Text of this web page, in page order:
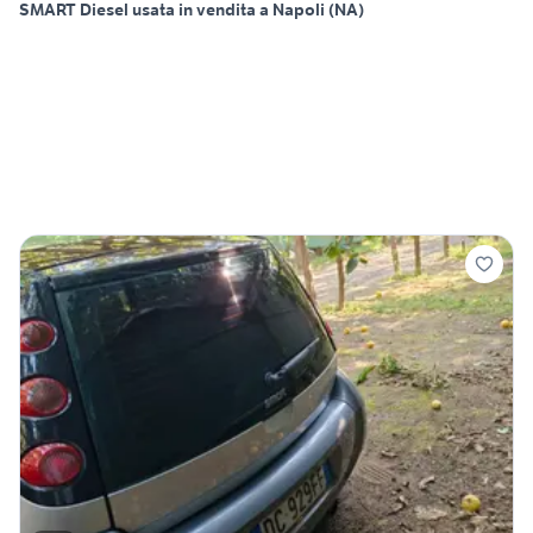
SMART Diesel usata in vendita a Napoli (NA)